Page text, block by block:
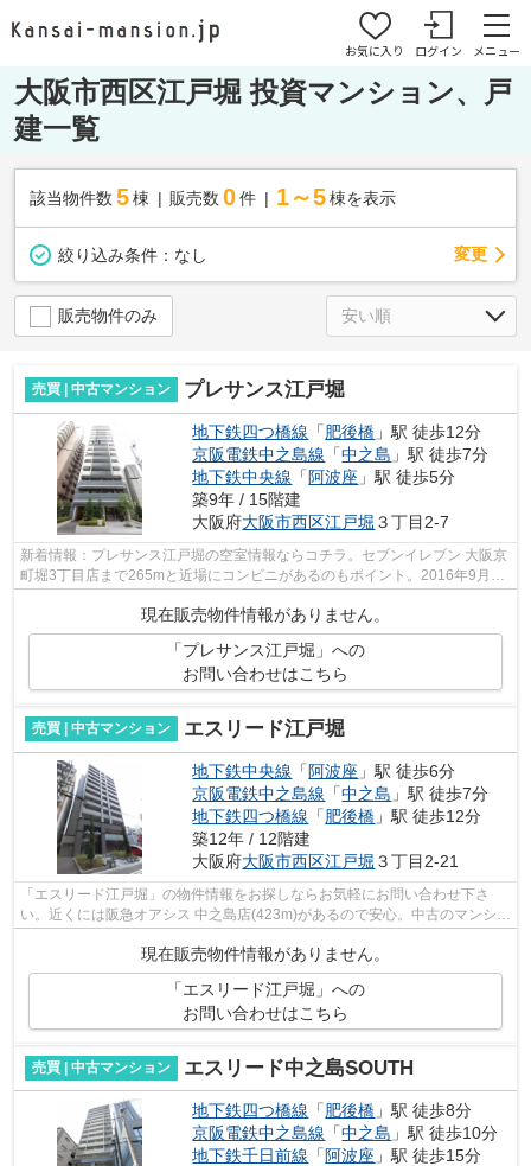
お気に入り ログイン メニュー
大阪市西区江戸堀 投資マンション、戸
建一覧
該当物件数 5棟 販売数 0 件 1～5 棟を表示
絞り込み条件： なし 変更
販売物件のみ
売買 | 中古マンション プレサンス江戸堀
地下鉄四つ橋線 「肥後橋 」駅 徒歩12分
京阪電鉄中之島線 「中之島 」駅 徒歩7分
地下鉄中央線 「 阿波座 」駅 徒歩5分
築9年 / 15階建
大阪府大阪市西区江戸堀 ３丁目2-7
新着情報：プレサンス江戸堀の空室情報ならコチラ。セブンイレブン 大阪京
町堀3丁目店まで265mと近場にコンビニがあるのもポイント。2016年9月築
現在販売物件情報がありません。
「プレサンス江戸堀」への
お問い合わせはこちら
売買 | 中古マンション エスリード江戸堀
地下鉄中央線 「 阿波座 」駅 徒歩6分
京阪電鉄中之島線 「中之島 」駅 徒歩7分
地下鉄四つ橋線 「肥後橋 」駅 徒歩12分
築12年 / 12階建
大阪府大阪市西区江戸堀 ３丁目2-21
「エスリード江戸堀」の物件情報をお探しならお気軽にお問い合わせ下さ
い。近くには阪急オアシス 中之島店(423m)があるので安心。中古のマンショ
ンなら費用も抑えられ、その分の費用を...
現在販売物件情報がありません。
「エスリード江戸堀」への
お問い合わせはこちら
売買 | 中古マンション エスリード中之島SOUTH
地下鉄四つ橋線 「肥後橋 」駅 徒歩8分
京阪電鉄中之島線 「中之島 」駅 徒歩10分
地下鉄千日前線 「 阿波座 」駅 徒歩15分